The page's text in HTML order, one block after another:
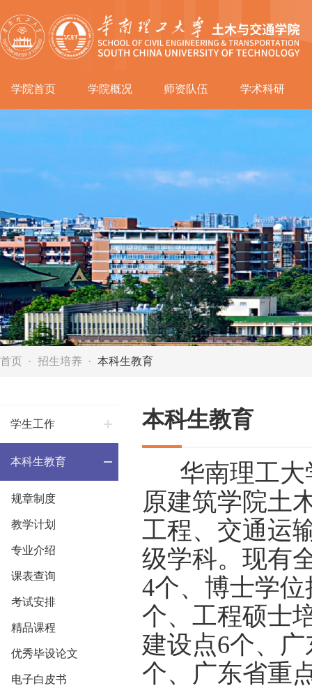
学院首页 学院概况 师资队伍 学术科研
首页 招生培养 本科生教育
学生工作
本科生教育
规章制度
教学计划
专业介绍
课表查询
考试安排
精品课程
优秀毕设论文
电子白皮书
本科生教育
华南理工大
原建筑学院土
工程、交通运
级学科。现有
4个、博士学
个、工程硕士
建设点6个、
个、广东省重